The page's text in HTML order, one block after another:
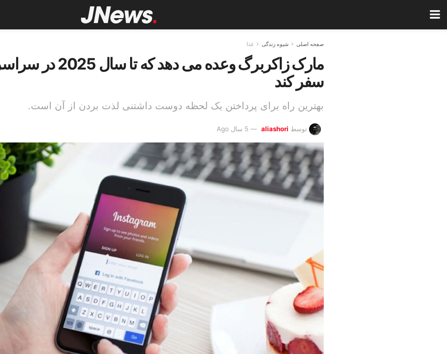
صفحه اصلی شیوه زندگی غذا
مارک زاکربرگ وعده می
سفر کند
بهترین راه برای پرداختن یک لحظه دوست داشتنی لذت بردن از آن است.
توسط aliashori 5 سال Ago